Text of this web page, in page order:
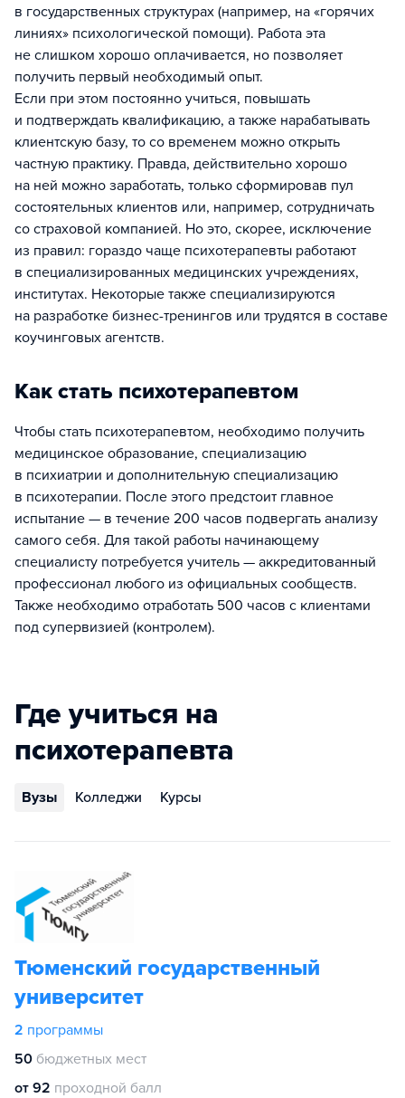
в государственных структурах (например, на «горячих
линиях» психологической помощи). Работа эта
не слишком хорошо оплачивается, но позволяет
получить первый необходимый опыт.
Если при этом постоянно учиться, повышать
и подтверждать квалификацию, а также нарабатывать
клиентскую базу, то со временем можно открыть
частную практику. Правда, действительно хорошо
на ней можно заработать, только сформировав пул
состоятельных клиентов или, например, сотрудничать
со страховой компанией. Но это, скорее, исключение
из правил: гораздо чаще психотерапевты работают
в специализированных медицинских учреждениях,
институтах. Некоторые также специализируются
на разработке бизнес-тренингов или трудятся в составе
коучинговых агентств.
Как стать психотерапевтом
Чтобы стать психотерапевтом, необходимо получить
медицинское образование, специализацию
в психиатрии и дополнительную специализацию
в психотерапии. После этого предстоит главное
испытание — в течение 200 часов подвергать анализу
самого себя. Для такой работы начинающему
специалисту потребуется учитель — аккредитованный
профессионал любого из официальных сообществ.
Также необходимо отработать 500 часов с клиентами
под супервизией (контролем).
Где учиться на
психотерапевта
Вузы Колледжи Курсы
Тюменский государственный
университет
2 программы
50 бюджетных мест
от 92 проходной балл